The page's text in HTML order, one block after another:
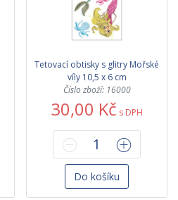
Tetovací obtisky s glitry Mořské
víly 10,5 x 6 cm
Číslo zboží: 16000
30,00 Kč s DPH
Do košíku